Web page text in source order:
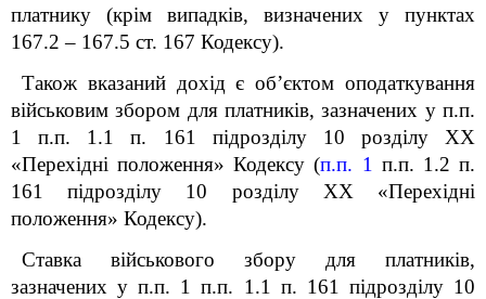
платнику (крім випадків, визначених у пунктах
167.2 – 167.5 ст. 167 Кодексу).
Також вказаний дохід є об’єктом оподаткування
військовим збором для платників, зазначених у п.п.
1 п.п. 1.1 п. 161
підрозділу 10 розділу XX
«Перехідні положення» Кодексу (п.п. 1 п.п. 1.2 п.
161
підрозділу 10 розділу XX «Перехідні
положення» Кодексу).
Ставка військового збору для платників,
зазначених у п.п. 1 п.п. 1.1 п. 161
підрозділу 10